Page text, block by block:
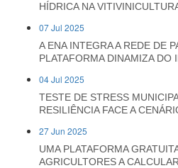
HÍDRICA NA
07 Jul 2025
A ENA INTEGRA A REDE DE
PLATAFORMA DINAMIZA DO
04 Jul 2025
TESTE DE STRESS
RESILIÊNCIA FACE A
27 Jun 2025
UMA PLATAFORMA
AGRICULTORES A